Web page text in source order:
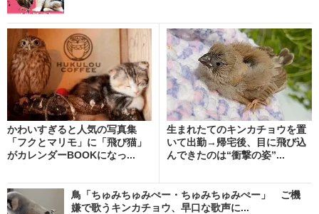
かわいすぎると人気の写真集
「フクとマリモ」に「飛び猫」
がカレンダーBOOKになっ...
生まれたてのキンカチョウを置
いて出勤→帰宅後、目に飛び込
んできたのは“衝撃の姿”...
鳥「ちゅみちゅみぺー・ちゅみちゅみぺー」 ご機
嫌で歌うキンカチョウ、早口な歌声に...